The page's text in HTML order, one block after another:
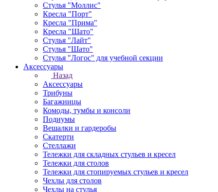
Стулья "Моллис"
Кресла "Порт"
Кресла "Прима"
Кресла "Шато"
Стулья "Лайт"
Стулья "Шато"
Стулья "Логос" для учебной секции
Аксессуары
Назад
Аксессуары
Трибуны
Багажницы
Комоды, тумбы и консоли
Подиумы
Вешалки и гардеробы
Скатерти
Стеллажи
Тележки для складных стульев и кресел
Тележки для столов
Тележки для стопируемых стульев и кресел
Чехлы для столов
Чехлы на стулья